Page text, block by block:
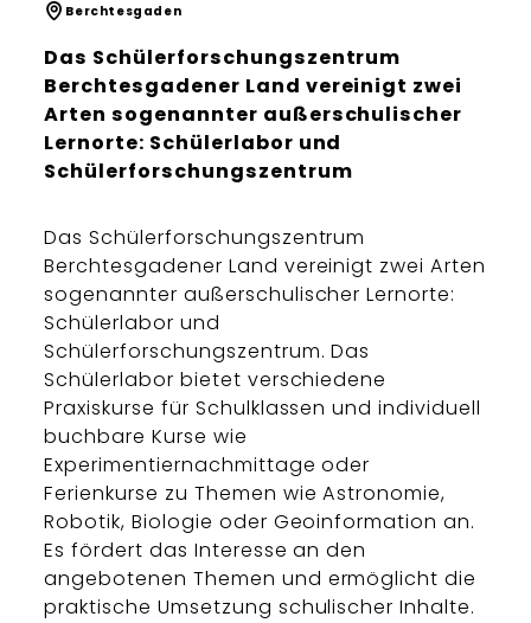
Berchtesgaden
Das Schülerforschungszentrum
Berchtesgadener Land vereinigt zwei
Arten sogenannter außerschulischer
Lernorte: Schülerlabor und
Schülerforschungszentrum
Das Schülerforschungszentrum
Berchtesgadener Land vereinigt zwei Arten
sogenannter außerschulischer Lernorte:
Schülerlabor und
Schülerforschungszentrum. Das
Schülerlabor bietet verschiedene
Praxiskurse für Schulklassen und individuell
buchbare Kurse wie
Experimentiernachmittage oder
Ferienkurse zu Themen wie Astronomie,
Robotik, Biologie oder Geoinformation an.
Es fördert das Interesse an den
angebotenen Themen und ermöglicht die
praktische Umsetzung schulischer Inhalte.